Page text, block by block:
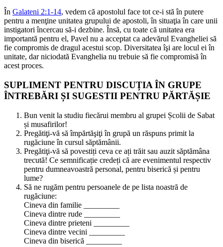
În Galateni 2:1-14, vedem că apostolul face tot ce-i stă în putere
pentru a menţine unitatea grupului de apostoli, în situaţia în care unii
instigatori încercau să-i dezbine. Însă, cu toate că unitatea era
importantă pentru el, Pavel nu a acceptat ca adevărul Evangheliei să
fie compromis de dragul acestui scop. Diversitatea îşi are locul ei în
unitate, dar niciodată Evanghelia nu trebuie să fie compromisă în
acest proces.
SUPLIMENT PENTRU DISCUȚIA ÎN GRUPE
ÎNTREBĂRI ȘI SUGESTII PENTRU PĂRTĂȘIE
Bun venit la studiu fiecărui membru al grupei Școlii de Sabat
și musafirilor!
Pregătiţi-vă să împărtăşiţi în grupă un răspuns primit la
rugăciune în cursul săptămânii.
Pregătiţi-vă să povestiți ceva ce ați trăit sau auzit săptămâna
trecută! Ce semnificație credeți că are evenimentul respectiv
pentru dumneavoastră personal, pentru biserică și pentru
lume?
Să ne rugăm pentru persoanele de pe lista noastră de
rugăciune:
Cineva din familie _________
Cineva dintre rude _________
Cineva dintre prieteni _________
Cineva dintre vecini _________
Cineva din biserică _________